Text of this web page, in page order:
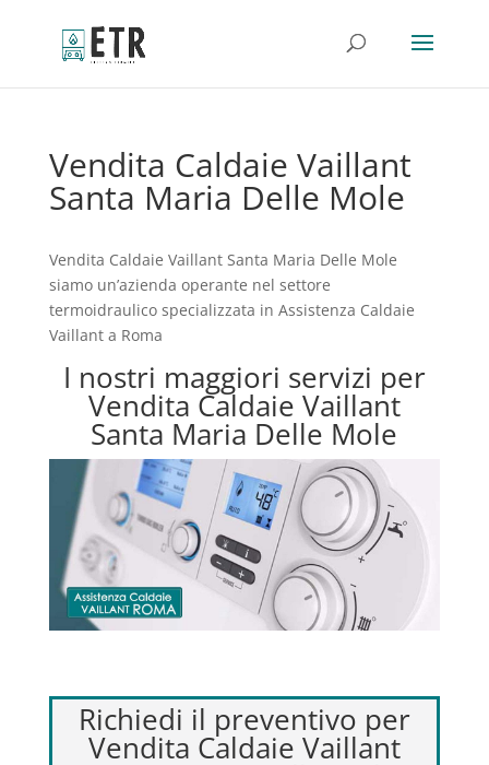
Vendita Caldaie Vaillant
Santa Maria Delle Mole
Vendita Caldaie Vaillant Santa Maria Delle Mole
siamo un’azienda operante nel settore
termoidraulico specializzata in Assistenza Caldaie
Vaillant a Roma
I nostri maggiori servizi per
Vendita Caldaie Vaillant
Santa Maria Delle Mole
Richiedi il preventivo per
Vendita Caldaie Vaillant